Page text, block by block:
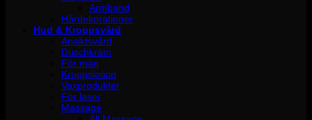
Armband
Hårdekorationer
Hud & Kroppsvård
Ansiktsvård
Duschkräm
För män
Kroppslotion
Vaxprodukter
För laser
Massage